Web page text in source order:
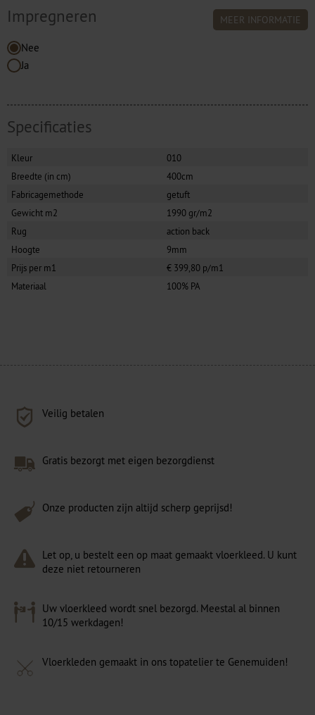
Impregneren MEER INFORMATIE
Nee
Ja
Specificaties
Kleur
010
Breedte (in cm)
400cm
Fabricagemethode
getuft
Gewicht m2
1990 gr/m2
Rug
action back
Hoogte
9mm
Prijs per m1
€ 399,80 p/m1
Materiaal
100% PA
Veilig betalen
Gratis bezorgt met eigen bezorgdienst
Onze producten zijn altijd scherp geprijsd!
Let op, u bestelt een op maat gemaakt vloerkleed. U kunt
deze niet retourneren
Uw vloerkleed wordt snel bezorgd. Meestal al binnen
10/15 werkdagen!
Vloerkleden gemaakt in ons topatelier te Genemuiden!